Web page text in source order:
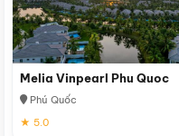
Melia Vinpearl Phu Quoc
Phú Quốc
★ 5.0